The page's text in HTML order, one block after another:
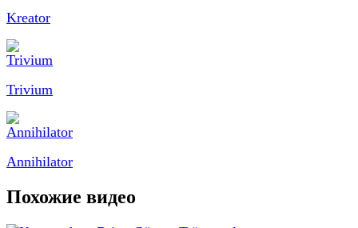
Kreator
Trivium
Annihilator
Похожие видео